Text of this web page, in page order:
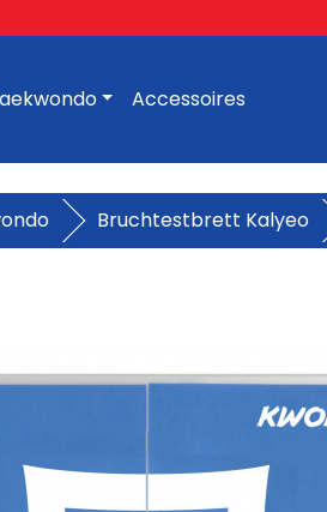
Accessoires
Bruchtestbrett Kalyeo